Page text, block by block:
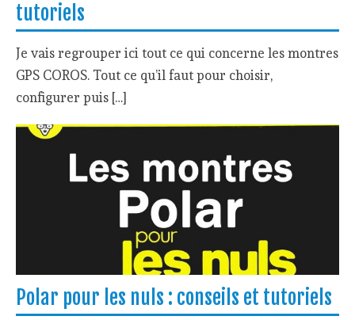
tutoriels
Je vais regrouper ici tout ce qui concerne les montres
GPS COROS. Tout ce qu’il faut pour choisir,
configurer puis […]
Polar pour les nuls : conseils et tutoriels